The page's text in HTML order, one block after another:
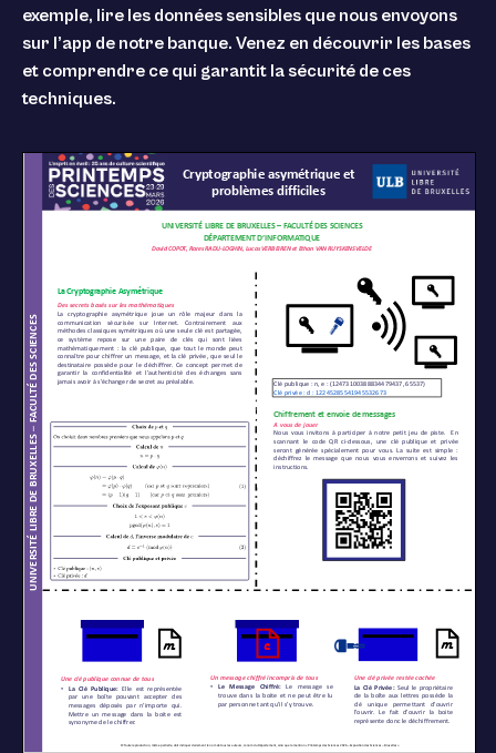
exemple, lire les données sensibles que nous envoyons
sur l’app de notre banque. Venez en découvrir les bases
et comprendre ce qui garantit la sécurité de ces
techniques.